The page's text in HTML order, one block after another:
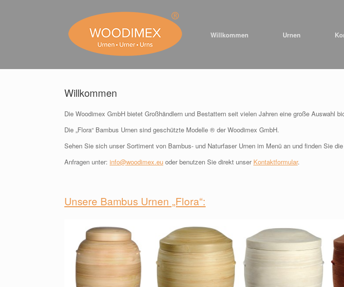
Willkommen
Urnen
Willkommen
Die Woodimex GmbH bietet Großhändlern und Bestattern seit vielen Jahren eine große Auswahl
Die „Flora“ Bambus Urnen sind geschützte Modelle ® der Woodimex GmbH.
Sehen Sie sich unser Sortiment von Bambus- und Naturfaser Urnen im Menü an und finden Sie
Anfragen unter: info@woodimex.eu oder benutzen Sie direkt unser Kontaktformular.
Unsere Bambus Urnen „Flora“: